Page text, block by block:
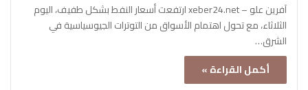
آفرين علو – xeber24.net ارتفعت أسعار النفط بشكل طفيف، اليوم
الثلاثاء، مع تحول اهتمام الأسواق من التوترات الجيوسياسية في
الشرق…
أكمل القراءة »